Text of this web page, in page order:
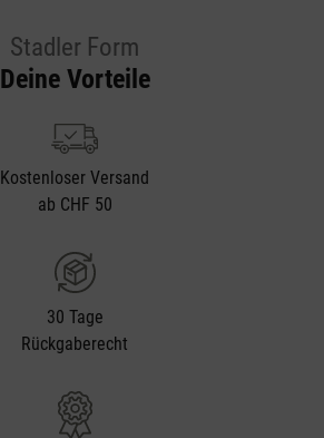
Stadler Form
Deine Vorteile
Kostenloser Versand
ab CHF 50
30 Tage
Rückgaberecht